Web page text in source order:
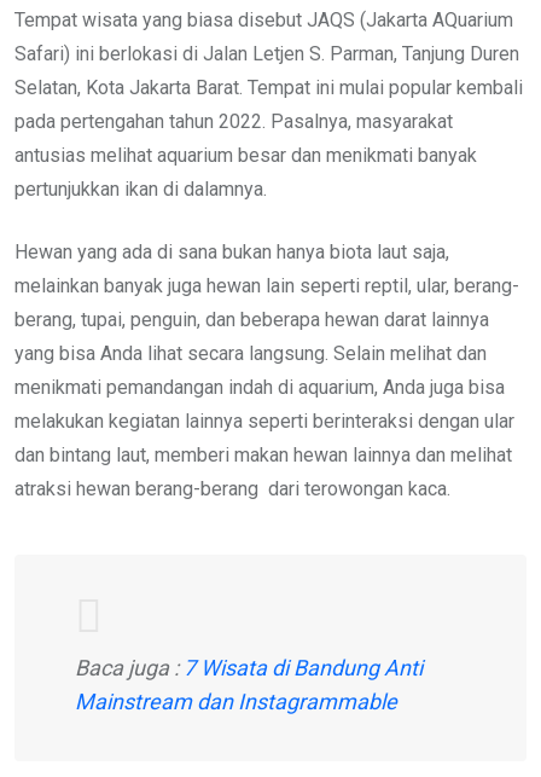
Tempat wisata yang biasa disebut JAQS (Jakarta AQuarium
Safari) ini berlokasi di Jalan Letjen S. Parman, Tanjung Duren
Selatan, Kota Jakarta Barat. Tempat ini mulai popular kembali
pada pertengahan tahun 2022. Pasalnya, masyarakat
antusias melihat aquarium besar dan menikmati banyak
pertunjukkan ikan di dalamnya.
Hewan yang ada di sana bukan hanya biota laut saja,
melainkan banyak juga hewan lain seperti reptil, ular, berang-
berang, tupai, penguin, dan beberapa hewan darat lainnya
yang bisa Anda lihat secara langsung. Selain melihat dan
menikmati pemandangan indah di aquarium, Anda juga bisa
melakukan kegiatan lainnya seperti berinteraksi dengan ular
dan bintang laut, memberi makan hewan lainnya dan melihat
atraksi hewan berang-berang dari terowongan kaca.
Baca juga :7 Wisata di Bandung Anti
Mainstream dan Instagrammable